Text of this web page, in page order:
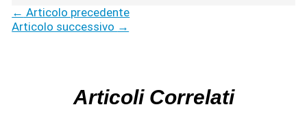
← Articolo precedente
Articolo successivo →
Articoli Correlati